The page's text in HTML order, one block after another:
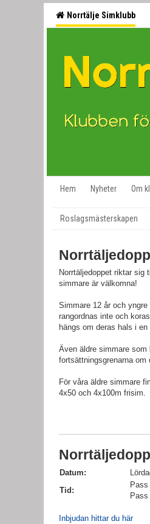
Norrtälje Simklubb
Hem Nyheter Om
Roslagsmästerskapen
Norrtäljedoppet riktar
simmare är välkomna!
Simmare 12 år och
rangordnas inte och
hängs om deras hals i
Även äldre simmare
fortsättningsgrenarna om
För våra äldre simmare
4x50 och 4x100m frisim.
Datum:
Tid:
Inbjudan hittar du här